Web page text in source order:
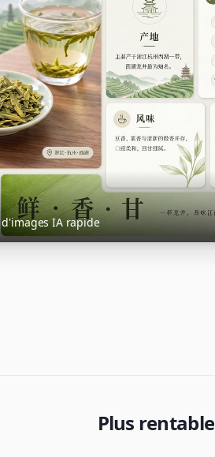
IA rapide
Plus rentable